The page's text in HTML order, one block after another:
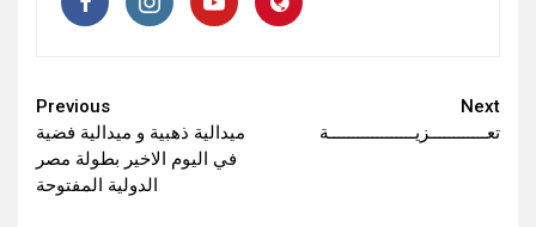
Continue
Reading
Previous
ميدالية ذهبية و ميدالية فضية
في اليوم الاخير بطولة مصر
الدولية المفتوحة
Next
تعــــــــــــزيــــــــــــــــــة